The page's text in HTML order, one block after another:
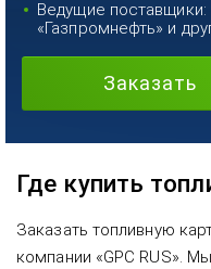
Ведущие
«Газпромнефть» и
Заказать
Где купить
Заказать топливную
компании «GPC RUS».